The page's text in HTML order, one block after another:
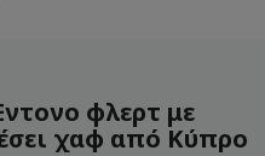
φλερτ με
χαφ από Κύπρο